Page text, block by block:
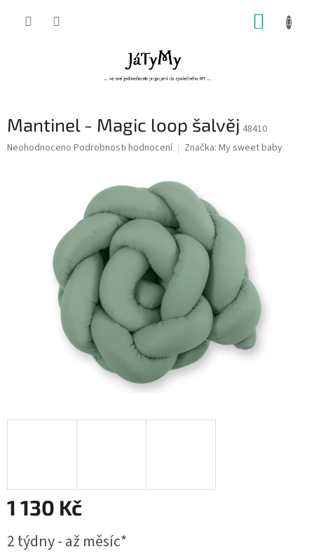
Mantinel - Magic loop šalvěj 48410
Průměrné
Neohodnoceno Podrobnosti hodnocení Značka: My sweet baby
1 130 Kč
cena:
2 týdny - až měsíc*